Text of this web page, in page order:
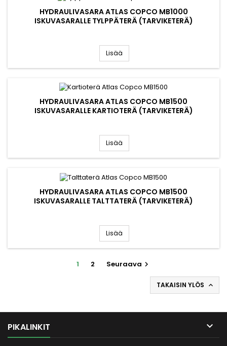
HYDRAULIVASARA ATLAS COPCO MB1000
ISKUVASARALLE TYLPPÄTERÄ (TARVIKETERÄ)
Lisää
HYDRAULIVASARA ATLAS COPCO MB1500
ISKUVASARALLE KARTIOTERÄ (TARVIKETERÄ)
Lisää
HYDRAULIVASARA ATLAS COPCO MB1500
ISKUVASARALLE TALTTATERÄ (TARVIKETERÄ)
Lisää
1 2 Seuraava 
TAKAISIN YLÖS 
PIKALINKIT 